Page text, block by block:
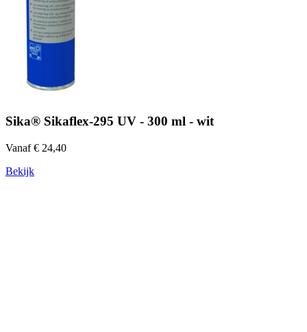
Sika® Sikaflex-295 UV - 300 ml - wit
Vanaf € 24,40
Bekijk